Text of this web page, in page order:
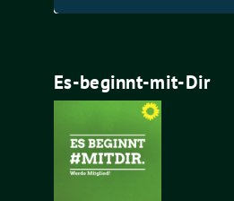
Es-beginnt-mit-Dir